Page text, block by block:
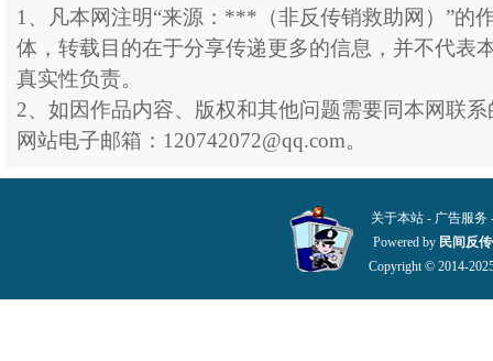
1、凡本网注明“来源：***（非反传销救助网）”的
体，转载目的在于分享传递更多的信息，并不代表
真实性负责。
2、如因作品内容、版权和其他问题需要同本网联
网站电子邮箱：120742072@qq.com。
关于本站 - 广告服务
Powered by 民间反
Copyright © 2014-